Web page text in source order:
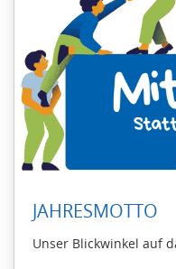
JAHRESMOTTO
Unser Blickwinkel auf